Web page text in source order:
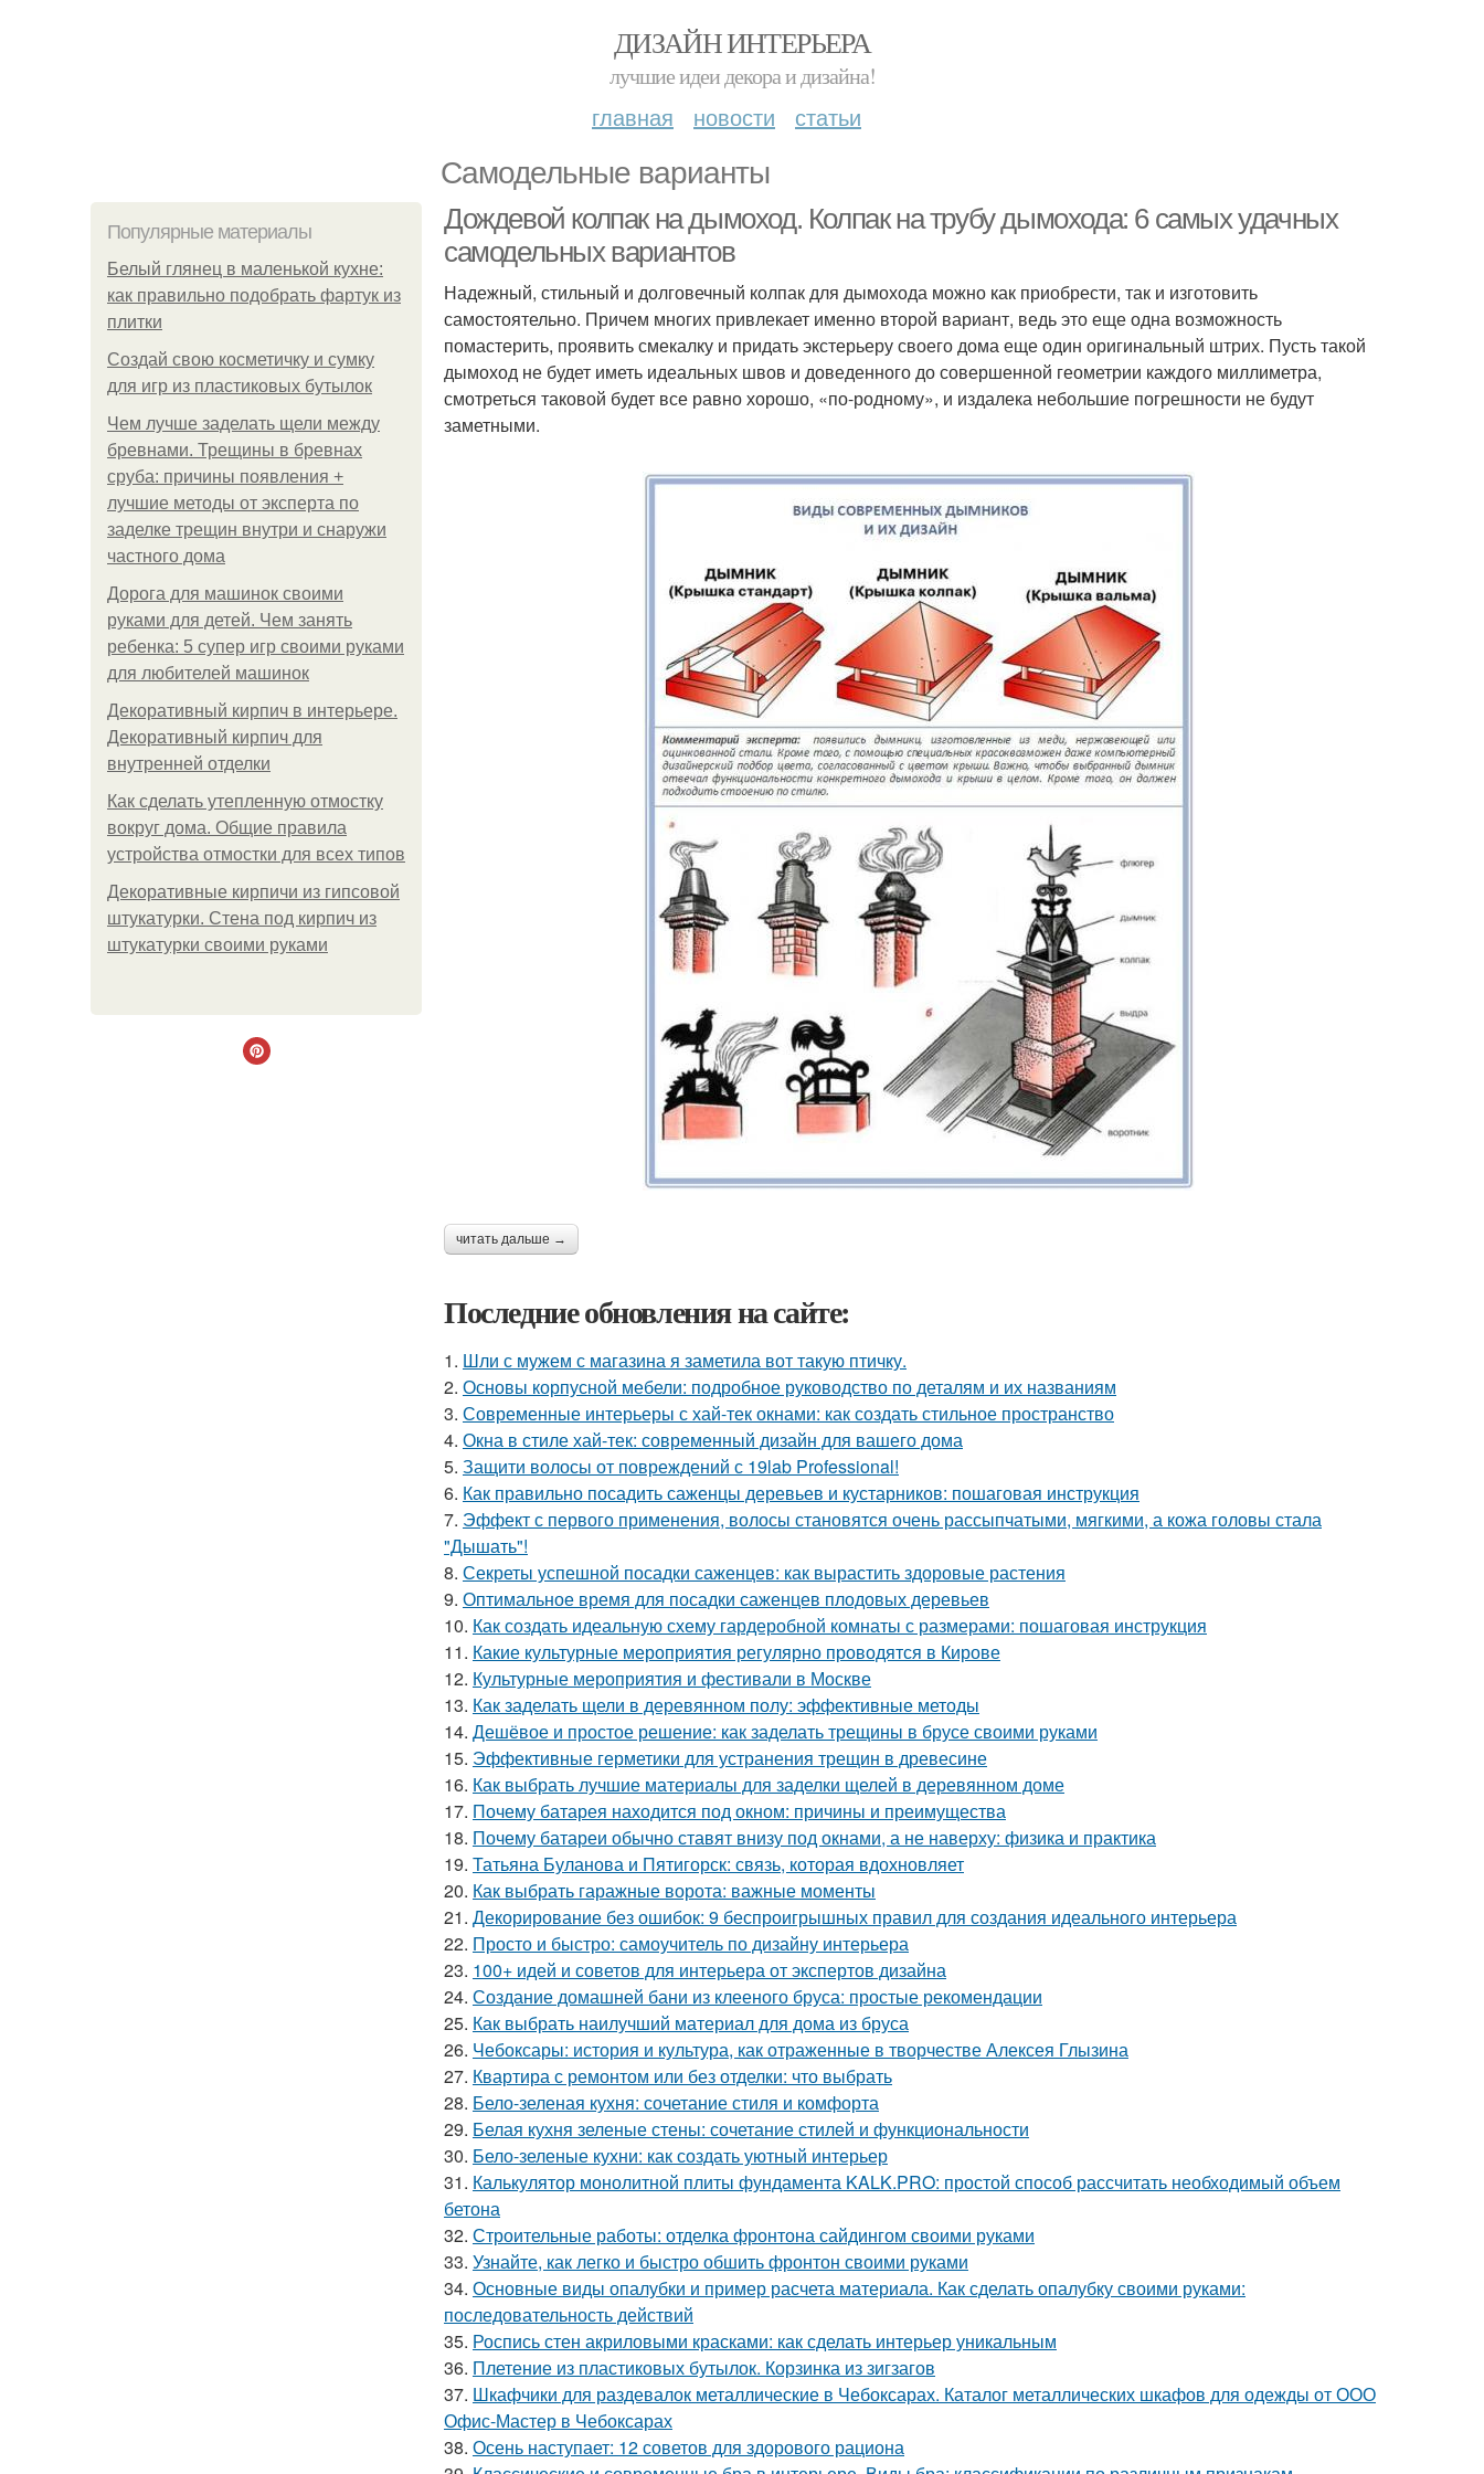
ДИЗАЙН ИНТЕРЬЕРА
лучшие идеи декора и дизайна!
главная новости статьи
Самодельные варианты
Популярные материалы
Белый глянец в маленькой кухне:
как правильно подобрать фартук из
плитки
Создай свою косметичку и сумку
для игр из пластиковых бутылок
Чем лучше заделать щели между
бревнами. Трещины в бревнах
сруба: причины появления +
лучшие методы от эксперта по
заделке трещин внутри и снаружи
частного дома
Дорога для машинок своими
руками для детей. Чем занять
ребенка: 5 супер игр своими руками
для любителей машинок
Декоративный кирпич в интерьере.
Декоративный кирпич для
внутренней отделки
Как сделать утепленную отмостку
вокруг дома. Общие правила
устройства отмостки для всех типов
Декоративные кирпичи из гипсовой
штукатурки. Стена под кирпич из
штукатурки своими руками
Дождевой колпак на дымоход. Колпак на трубу дымохода: 6 самых удачных
самодельных вариантов
Надежный, стильный и долговечный колпак для дымохода можно как приобрести, так и изготовить
самостоятельно. Причем многих привлекает именно второй вариант, ведь это еще одна возможность
помастерить, проявить смекалку и придать экстерьеру своего дома еще один оригинальный штрих. Пусть такой
дымоход не будет иметь идеальных швов и доведенного до совершенной геометрии каждого миллиметра,
смотреться таковой будет все равно хорошо, «по-родному», и издалека небольшие погрешности не будут
заметными.
читать дальше →
Последние обновления на сайте:
1. Шли с мужем с магазина я заметила вот такую птичку.
2. Основы корпусной мебели: подробное руководство по деталям и их названиям
3. Современные интерьеры с хай-тек окнами: как создать стильное пространство
4. Окна в стиле хай-тек: современный дизайн для вашего дома
5. Защити волосы от повреждений с 19lab Professional!
6. Как правильно посадить саженцы деревьев и кустарников: пошаговая инструкция
7. Эффект с первого применения, волосы становятся очень рассыпчатыми, мягкими, а кожа головы стала
"Дышать"!
8. Секреты успешной посадки саженцев: как вырастить здоровые растения
9. Оптимальное время для посадки саженцев плодовых деревьев
10. Как создать идеальную схему гардеробной комнаты с размерами: пошаговая инструкция
11. Какие культурные мероприятия регулярно проводятся в Кирове
12. Культурные мероприятия и фестивали в Москве
13. Как заделать щели в деревянном полу: эффективные методы
14. Дешёвое и простое решение: как заделать трещины в брусе своими руками
15. Эффективные герметики для устранения трещин в древесине
16. Как выбрать лучшие материалы для заделки щелей в деревянном доме
17. Почему батарея находится под окном: причины и преимущества
18. Почему батареи обычно ставят внизу под окнами, а не наверху: физика и практика
19. Татьяна Буланова и Пятигорск: связь, которая вдохновляет
20. Как выбрать гаражные ворота: важные моменты
21. Декорирование без ошибок: 9 беспроигрышных правил для создания идеального интерьера
22. Просто и быстро: самоучитель по дизайну интерьера
23. 100+ идей и советов для интерьера от экспертов дизайна
24. Создание домашней бани из клееного бруса: простые рекомендации
25. Как выбрать наилучший материал для дома из бруса
26. Чебоксары: история и культура, как отраженные в творчестве Алексея Глызина
27. Квартира с ремонтом или без отделки: что выбрать
28. Бело-зеленая кухня: сочетание стиля и комфорта
29. Белая кухня зеленые стены: сочетание стилей и функциональности
30. Бело-зеленые кухни: как создать уютный интерьер
31. Калькулятор монолитной плиты фундамента KALK.PRO: простой способ рассчитать необходимый объем
бетона
32. Строительные работы: отделка фронтона сайдингом своими руками
33. Узнайте, как легко и быстро обшить фронтон своими руками
34. Основные виды опалубки и пример расчета материала. Как сделать опалубку своими руками:
последовательность действий
35. Роспись стен акриловыми красками: как сделать интерьер уникальным
36. Плетение из пластиковых бутылок. Корзинка из зигзагов
37. Шкафчики для раздевалок металлические в Чебоксарах. Каталог металлических шкафов для одежды от ООО
Офис-Мастер в Чебоксарах
38. Осень наступает: 12 советов для здорового рациона